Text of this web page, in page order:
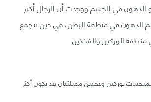
في الجسم ووجدت أن الرجال أكثر
الدهون في منطقة البطن، في حين تتجمع
منطقة الوركين والفخذين.
بوركين وفخذين ممتلئتان قد تكون أكثر